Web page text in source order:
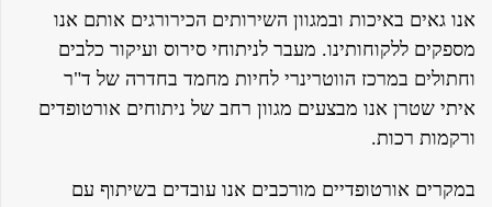
אנו גאים באיכות ובמגוון השירותים הכירורגים אותם אנו
מספקים ללקוחותינו. מעבר לניתוחי סירוס ועיקור כלבים
וחתולים במרכז הווטרינרי לחיות מחמד בחדרה של ד"ר
איתי שטרן אנו מבצעים מגוון רחב של ניתוחים אורטופדים
ורקמות רכות.
במקרים אורטופדיים מורכבים אנו עובדים בשיתוף עם